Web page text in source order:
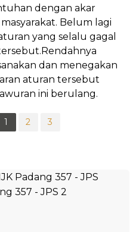
dengan akar
Belum lagi
yang selalu gagal
dan menegakan
aturan tersebut
ini berulang.
1 2 3